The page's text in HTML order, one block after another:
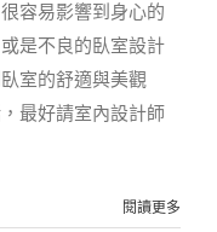
容易影響到身心的
是不良的臥室設計
室的舒適與美觀
最好請室內設計師
閱讀更多